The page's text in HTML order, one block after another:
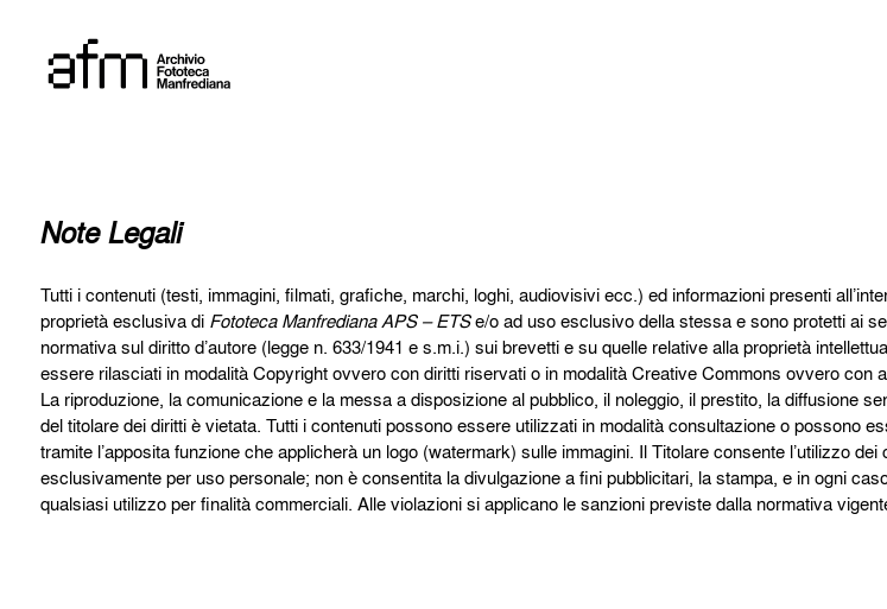
content
Note Legali
Tutti i contenuti (testi, immagini, filmati, grafiche, marchi, loghi, audiovisivi ecc.) ed informazioni presenti
proprietà esclusiva di Fototeca Manfrediana APS – ETSe/o ad uso esclusivo della stessa e sono protetti ai
normativa sul diritto d’autore (legge n. 633/1941 e s.m.i.) sui brevetti e su quelle relative alla proprietà
essere rilasciati in modalità Copyright ovvero con diritti riservati o in modalità Creative Commons ovvero con
La riproduzione, la comunicazione e la messa a disposizione al pubblico, il noleggio, il prestito, la diffusione
del titolare dei diritti è vietata. Tutti i contenuti possono essere utilizzati in modalità consultazione o possono
tramite l’apposita funzione che applicherà un logo (watermark) sulle immagini. Il Titolare consente l’utilizzo
esclusivamente per uso personale; non è consentita la divulgazione a fini pubblicitari, la stampa, e in ogni
qualsiasi utilizzo per finalità commerciali. Alle violazioni si applicano le sanzioni previste dalla normativa